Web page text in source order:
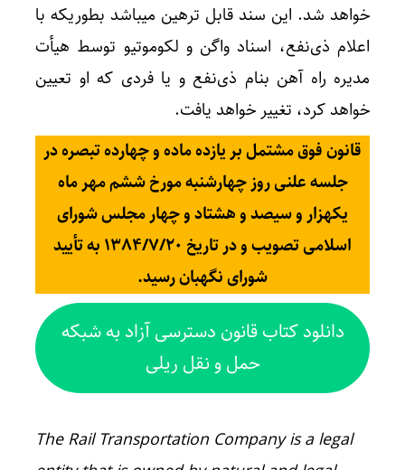
خواهد شد. این سند قابل ترهین میباشد بطوریکه با
اعلام ذی‌نفع، اسناد واگن و لکوموتیو توسط هیأت
مدیره راه آهن بنام ذی‌نفع و یا فردی که او تعیین
خواهد کرد، تغییر خواهد یافت.
قانون فوق مشتمل بر یازده ماده و چهارده تبصره در
جلسه علنی روز چهارشنبه مورخ ششم مهر ماه
یکهزار و سیصد و هشتاد و چهار مجلس شورای
اسلامی تصویب و در تاریخ ۱۳۸۴/۷/۲۰ به تأیید
شورای نگهبان رسید.
دانلود کتاب قانون دسترسی آزاد به شبکه
حمل و نقل ریلی
The Rail Transportation Company is a legal